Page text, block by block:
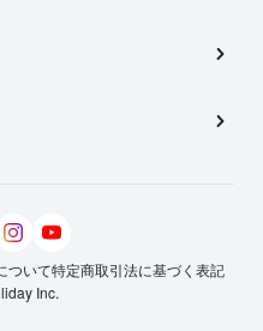
ついて特定商取引法に基づく表記
Inc.